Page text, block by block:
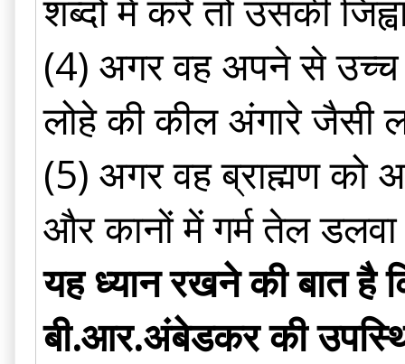
शब्दों में करे तो उसकी
(4) अगर वह अपने से उच्च
लोहे की कील अंगारे जैसी
(5) अगर वह ब्राह्मण को
और कानों में गर्म तेल
यह ध्यान रखने की बात है
बी.आर.अंबेडकर की